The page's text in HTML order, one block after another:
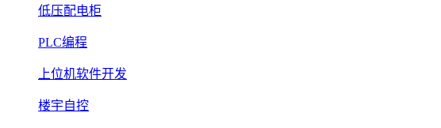
低压配电柜
PLC编程
上位机软件开发
楼宇自控